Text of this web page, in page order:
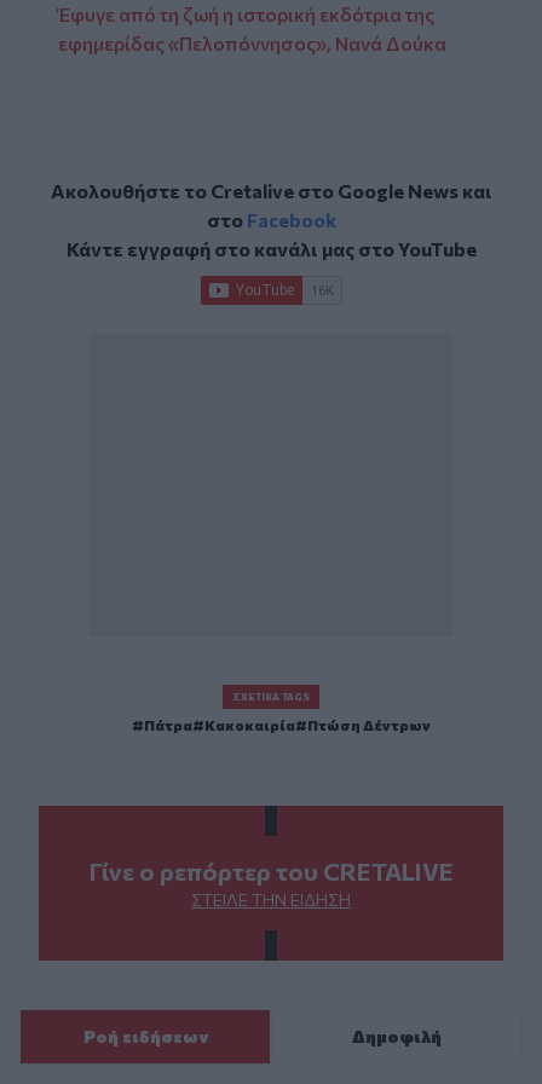
Έφυγε από τη ζωή η ιστορική εκδότρια της
εφημερίδας «Πελοπόννησος», Νανά Δούκα
Ακολουθήστε το Cretalive στο Google Newsκαι
στο Facebook
Κάντε εγγραφή στο κανάλι μας στοYouTube
ΣΧΕΤΙΚΆ TAGS
Πάτρα Κακοκαιρία Πτώση Δέντρων
Γίνε ο ρεπόρτερ του CRETALIVE
ΣΤΕΊΛΕ ΤΗΝ ΕΊΔΗΣΗ
Ροή ειδήσεων Δημοφιλή